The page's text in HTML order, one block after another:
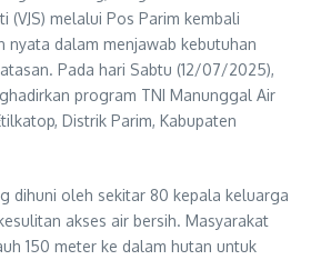
(VJS) melalui Pos Parim kembali
nyata dalam menjawab kebutuhan
Pada hari Sabtu (12/07/2025),
program TNI Manunggal Air
Distrik Parim, Kabupaten
dihuni oleh sekitar 80 kepala keluarga
akses air bersih. Masyarakat
150 meter ke dalam hutan untuk